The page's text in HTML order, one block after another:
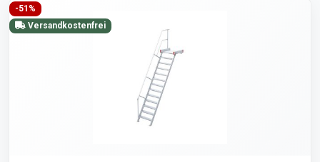
-51%
Versandkostenfrei